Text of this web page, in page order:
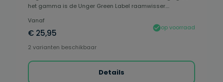
het gamma is de Unger Green Label raamwisser....
Vanaf
€ 25,95
op voorraad
2 varianten beschikbaar
Details